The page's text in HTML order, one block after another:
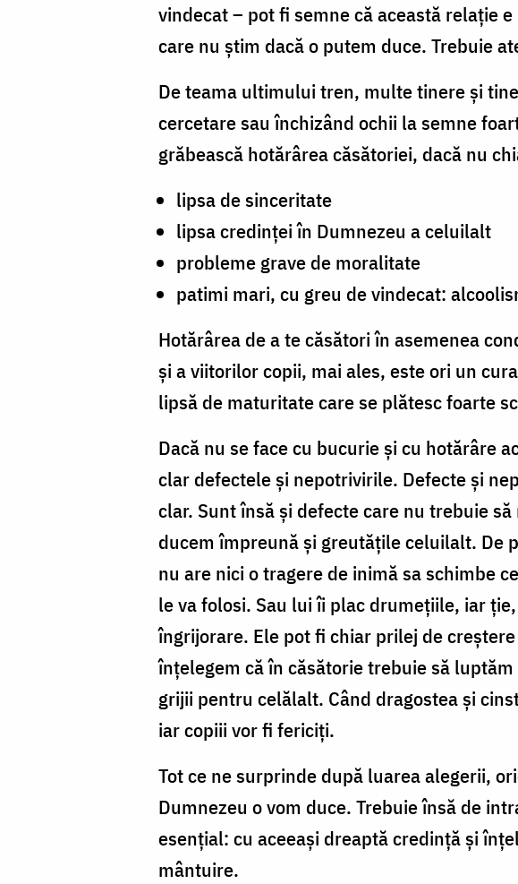
vindecat – pot fi semne că această relație
care nu știm dacă o putem duce. Trebuie
De teama ultimului tren, multe tinere și
cercetare sau închizând ochii la semne
grăbească hotărârea căsătoriei, dacă nu
lipsa de sinceritate
lipsa credinței în Dumnezeu a celuilalt
probleme grave de moralitate
patimi mari, cu greu de vindecat:
Hotărârea de a te căsători în asemenea
și a viitorilor copii, mai ales, este ori un
lipsă de maturitate care se plătesc foarte
Dacă nu se face cu bucurie și cu hotărâre
clar defectele și nepotrivirile. Defecte și
clar. Sunt însă și defecte care nu trebuie
ducem împreună și greutățile celuilalt. De
nu are nici o tragere de inimă sa schimbe
le va folosi. Sau lui îi plac drumețiile, iar
îngrijorare. Ele pot fi chiar prilej de
înțelegem că în căsătorie trebuie să
grijii pentru celălalt. Când dragostea și
iar copiii vor fi fericiți.
Tot ce ne surprinde după luarea alegerii,
Dumnezeu o vom duce. Trebuie însă de
esențial: cu aceeași dreaptă credință și
mântuire.